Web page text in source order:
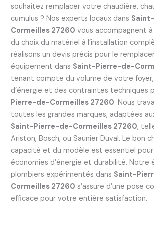
souhaitez remplacer votre chaudière,
cumulus ? Nos experts locaux dans
Cormeilles 27260 vous accompagnent
du choix du matériel à l’installation
réalisons un devis précis pour le
équipement dans Saint-Pierre-de-
tenant compte du volume de votre
d’énergie et des contraintes techniques
Pierre-de-Cormeilles 27260. Nous
toutes les grandes marques, adaptées
Saint-Pierre-de-Cormeilles 27260,
Ariston, Bosch, ou Saunier Duval. Le bon
capacité et du modèle est essentiel
économies d’énergie et durabilité. Notre
plombiers expérimentés dans Saint-
Cormeilles 27260 s’assure d’une pose
efficace pour votre entière satisfaction.